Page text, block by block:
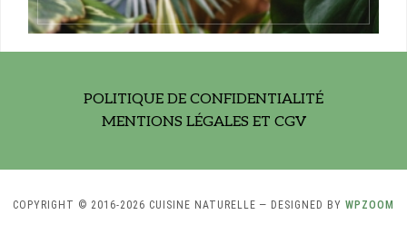
POLITIQUE DE CONFIDENTIALITÉ
MENTIONS LÉGALES ET CGV
COPYRIGHT © 2016-2026 CUISINE NATURELLE — DESIGNED BY WPZOOM